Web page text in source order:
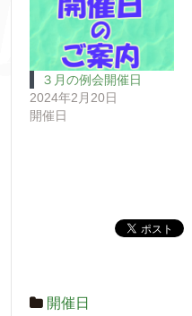
３月の例会開催日
2024年2月20日
開催日
開催日